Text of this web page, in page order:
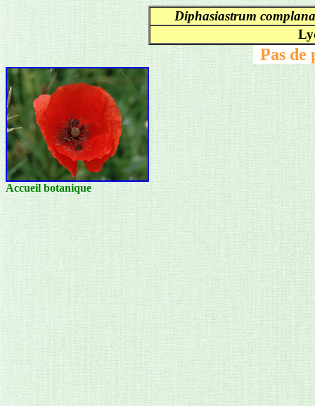
Diphasiastrum
Pas de
Accueil botanique